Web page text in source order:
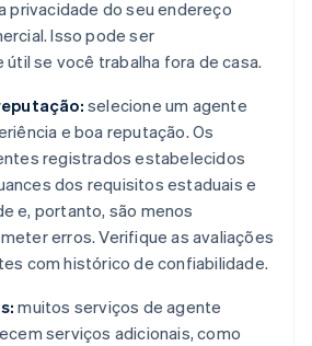
privacidade do seu endereço
Isso pode ser
se você trabalha fora de casa.
selecione um agente
e boa reputação. Os
registrados estabelecidos
dos requisitos estaduais e
e, portanto, são menos
erros. Verifique as avaliações
com histórico de confiabilidade.
muitos serviços de agente
serviços adicionais, como